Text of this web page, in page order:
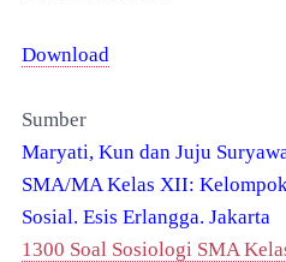
Download
Sumber
Maryati, Kun dan Juju
SMA/MA Kelas XII:
Sosial. Esis Erlangga. Jakarta
1300 Soal Sosiologi SMA